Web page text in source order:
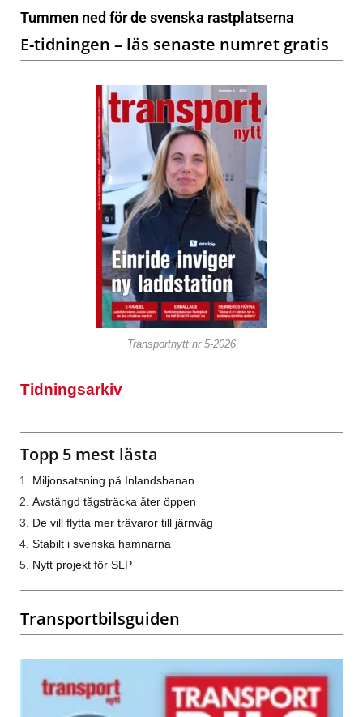
Tummen ned för de svenska rastplatserna
E-tidningen – läs senaste numret gratis
Transportnytt nr 5-2026
Tidningsarkiv
Topp 5 mest lästa
Miljonsatsning på Inlandsbanan
Avstängd tågsträcka åter öppen
De vill flytta mer trävaror till järnväg
Stabilt i svenska hamnarna
Nytt projekt för SLP
Transportbilsguiden